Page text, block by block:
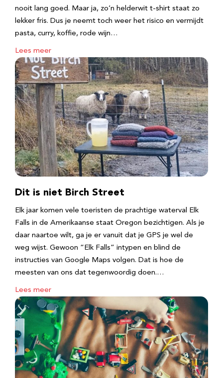
nooit lang goed. Maar ja, zo’n helderwit t-shirt staat zo
lekker fris. Dus je neemt toch weer het risico en vermijdt
pasta, curry, koffie, rode wijn…
Lees meer
Dit is niet Birch Street
Elk jaar komen vele toeristen de prachtige waterval Elk
Falls in de Amerikaanse staat Oregon bezichtigen. Als je
daar naartoe wilt, ga je er vanuit dat je GPS je wel de
weg wijst. Gewoon “Elk Falls” intypen en blind de
instructies van Google Maps volgen. Dat is hoe de
meesten van ons dat tegenwoordig doen.…
Lees meer